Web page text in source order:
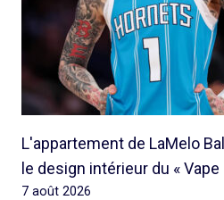
L'appartement de LaMelo
le design intérieur du « Vape
7 août 2026